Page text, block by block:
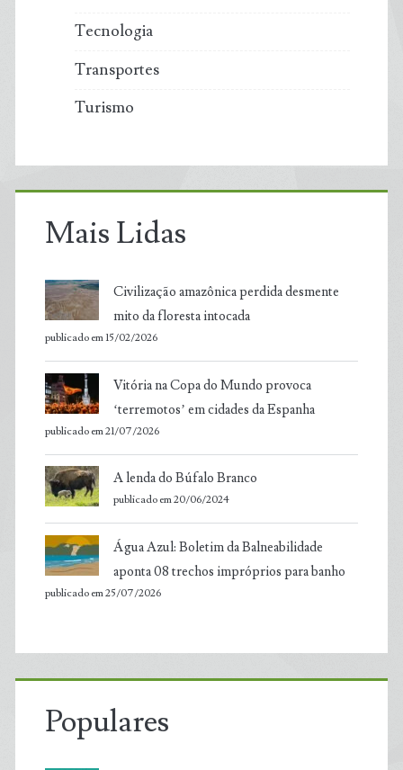
Tecnologia
Transportes
Turismo
Mais Lidas
Civilização amazônica perdida desmente
mito da floresta intocada
publicado em 15/02/2026
Vitória na Copa do Mundo provoca
‘terremotos’ em cidades da Espanha
publicado em 21/07/2026
A lenda do Búfalo Branco
publicado em 20/06/2024
Água Azul: Boletim da Balneabilidade
aponta 08 trechos impróprios para banho
publicado em 25/07/2026
Populares